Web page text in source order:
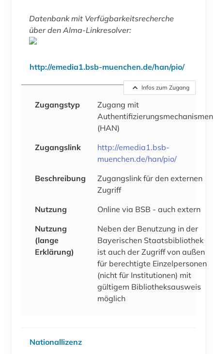
Datenbank mit Verfügbarkeitsrecherche
über den Alma-Linkresolver:
http://emedia1.bsb-muenchen.de/han/pio/
Infos zum Zugang
Zugangstyp
Zugang mit
Authentifizierungsmechanismen
(HAN)
Zugangslink
http://emedia1.bsb-
muenchen.de/han/pio/
Beschreibung
Zugangslink für den externen
Zugriff
Nutzung
Online via BSB - auch extern
Nutzung
(lange
Erklärung)
Neben der Benutzung in der
Bayerischen Staatsbibliothek
ist auch der Zugriff von außen
für berechtigte Einzelpersonen
(nicht für Institutionen) mit
gültigem Bibliotheksausweis
möglich
Nationallizenz